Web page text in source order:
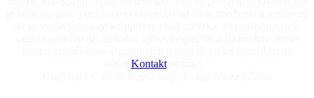
Kontaktstranici.